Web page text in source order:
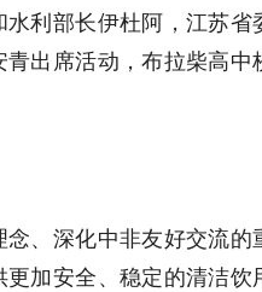
利部长伊杜阿，江苏
出席活动，布拉柴高
、深化中非友好交流的
加安全、稳定的清洁饮